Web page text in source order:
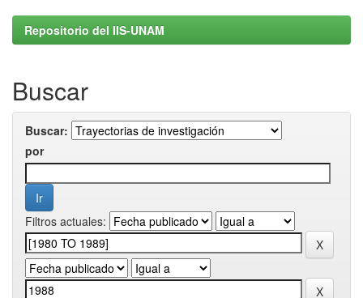
Repositorio del IIS-UNAM
Buscar
Buscar:
por
Filtros actuales: